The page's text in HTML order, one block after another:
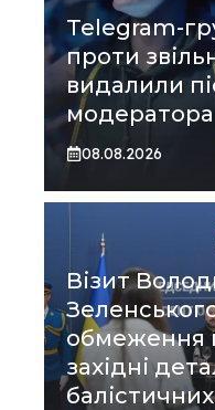
Telegram-
проти
видалили
модератора
08.08.2026
Візит
обмеження
західні